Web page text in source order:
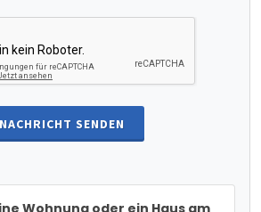
NACHRICHT SENDEN
Wohnung oder ein Haus am